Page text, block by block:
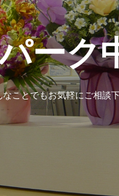
ーク
ことでもお気軽にご相談下